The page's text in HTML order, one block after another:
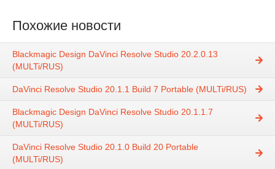
Похожие новости
Blackmagic Design DaVinci Resolve Studio 20.2.0.13
(MULTi/RUS)
DaVinci Resolve Studio 20.1.1 Build 7 Portable (MULTi/RUS)
Blackmagic Design DaVinci Resolve Studio 20.1.1.7
(MULTi/RUS)
DaVinci Resolve Studio 20.1.0 Build 20 Portable
(MULTi/RUS)